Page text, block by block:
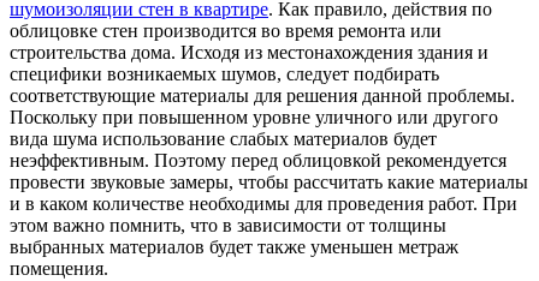
шумоизоляции стен в квартире. Как правило, действия по
облицовке стен производится во время ремонта или
строительства дома. Исходя из местонахождения здания и
специфики возникаемых шумов, следует подбирать
соответствующие материалы для решения данной проблемы.
Поскольку при повышенном уровне уличного или другого
вида шума использование слабых материалов будет
неэффективным. Поэтому перед облицовкой рекомендуется
провести звуковые замеры, чтобы рассчитать какие материалы
и в каком количестве необходимы для проведения работ. При
этом важно помнить, что в зависимости от толщины
выбранных материалов будет также уменьшен метраж
помещения.